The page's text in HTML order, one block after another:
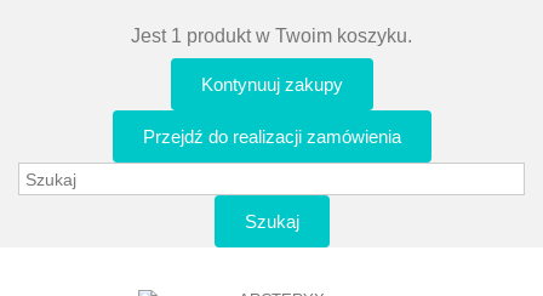
Jest 1 produkt w Twoim koszyku.
Kontynuuj zakupy
Przejdź do realizacji zamówienia
Szukaj